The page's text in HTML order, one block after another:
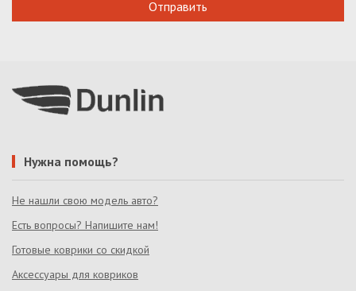
Нужна помощь?
Не нашли свою модель авто?
Есть вопросы? Напишите нам!
Готовые коврики со скидкой
Аксессуары для ковриков